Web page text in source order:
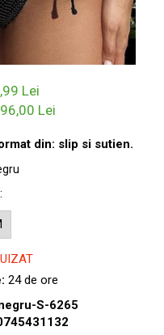
Lei
96,00 Lei
din: slip si sutien.
:
24 de ore
S-6265